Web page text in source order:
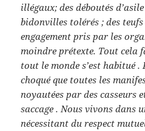
illégaux; des déboutés
bidonvilles tolérés ; des
engagement pris par les
moindre prétexte. Tout cela
tout le monde s’est habitué .
choqué que toutes les
noyautées par des casseurs
saccage . Nous vivons dans
nécessitant du respect